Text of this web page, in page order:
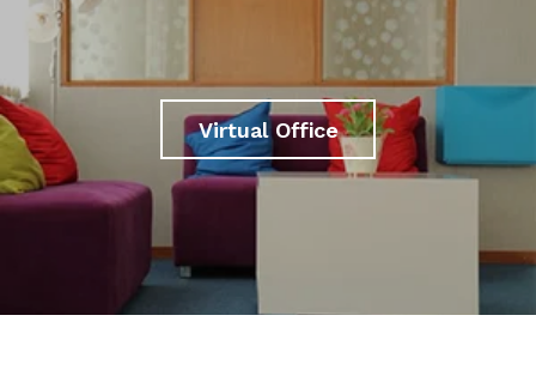
Virtual Office